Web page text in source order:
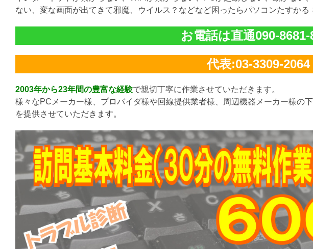
ない、変な画面が出てきて邪魔、ウイルス？などなど困ったらパソコンたすかる
お電話は直通090-8681-
代表:03-3309-2064
2003年から23年間の豊富な経験で親切丁寧に作業させていただきます。
様々なPCメーカー様、プロバイダ様や回線提供業者様、周辺機器メーカー様の
を提供させていただきます。